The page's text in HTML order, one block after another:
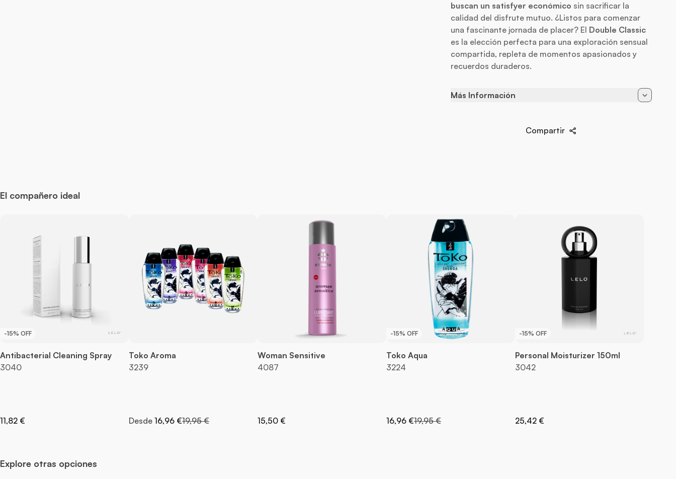
buscan un satisfyer económico sin sacrificar la
calidad del disfrute mutuo. ¿Listos para comenzar
una fascinante jornada de placer? El Double Classic
es la elección perfecta para una exploración sensual
compartida, repleta de momentos apasionados y
recuerdos duraderos.
Más Información
Cargador USB
Compartir
El compañero ideal
-15% OFF
Antibacterial Cleaning Spray
3040
11,82 €
Toko Aroma
3239
Desde 16,96 €Precio normal
19,95 €
Woman Sensitive
4087
15,50 €
-15% OFF
Toko Aqua
3224
Precio especial
16,96 €Precio normal
19,95 €
-15% OFF
Personal Moisturizer 150ml
3042
25,42 €
Explore otras opciones